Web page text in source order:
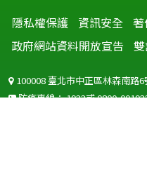
隱私權保護 資訊安全
政府網站資料開放宣告
100008 臺北市中正區林森南路6
防疫專線：1922或0800-